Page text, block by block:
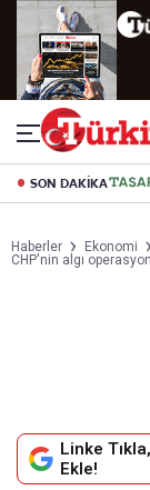
SON DAKİKA
Haberler
Ekonomi
CHP'nin algı
Linke
Ekle!